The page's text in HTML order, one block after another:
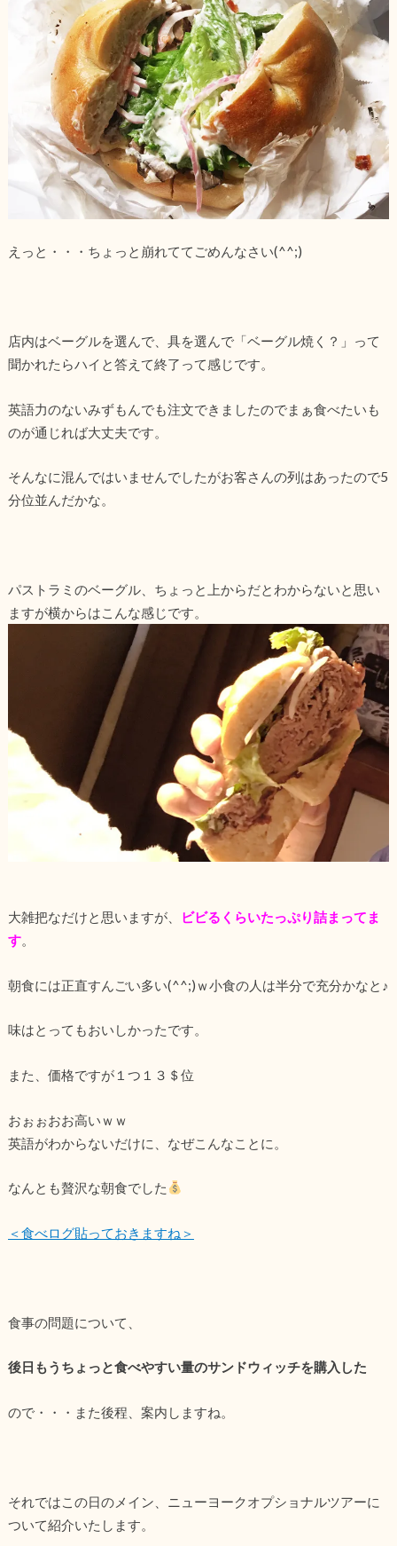
えっと・・・ちょっと崩れててごめんなさい(^^;)
店内はベーグルを選んで、具を選んで「ベーグル焼く？」って
聞かれたらハイと答えて終了って感じです。
英語力のないみずもんでも注文できましたのでまぁ食べたいも
のが通じれば大丈夫です。
そんなに混んではいませんでしたがお客さんの列はあったので5
分位並んだかな。
パストラミのベーグル、ちょっと上からだとわからないと思い
ますが横からはこんな感じです。
大雑把なだけと思いますが、
ビビるくらいたっぷり詰まってま
す。
朝食には正直すんごい多い(^^;)ｗ小食の人は半分で充分かなと♪
味はとってもおいしかったです。
また、価格ですが１つ１３＄位
おぉぉおお高いｗｗ
英語がわからないだけに、なぜこんなことに。
なんとも贅沢な朝食でした
＜食べログ貼っておきますね＞
食事の問題について、
後日もうちょっと食べやすい量のサンドウィッチを購入した
ので・・・また後程、案内しますね。
それではこの日のメイン、ニューヨークオプショナルツアーに
ついて紹介いたします。